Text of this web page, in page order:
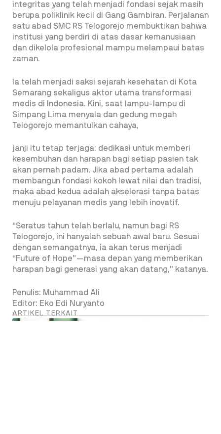
integritas yang telah menjadi fondasi sejak masih
berupa poliklinik kecil di Gang Gambiran. Perjalanan
satu abad SMC RS Telogorejo membuktikan bahwa
institusi yang berdiri di atas dasar kemanusiaan
dan dikelola profesional mampu melampaui batas
zaman.
Ia telah menjadi saksi sejarah kesehatan di Kota
Semarang sekaligus aktor utama transformasi
medis di Indonesia. Kini, saat lampu-lampu di
Simpang Lima menyala dan gedung megah
Telogorejo memantulkan cahaya,
janji itu tetap terjaga: dedikasi untuk memberi
kesembuhan dan harapan bagi setiap pasien tak
akan pernah padam. Jika abad pertama adalah
membangun fondasi kokoh lewat nilai dan tradisi,
maka abad kedua adalah akselerasi tanpa batas
menuju pelayanan medis yang lebih inovatif.
“Seratus tahun telah berlalu, namun bagi RS
Telogorejo, ini hanyalah sebuah awal baru. Sesuai
dengan semangatnya, ia akan terus menjadi
“Future of Hope”—masa depan yang memberikan
harapan bagi generasi yang akan datang,” katanya.
Penulis: Muhammad Ali
Editor: Eko Edi Nuryanto
ARTIKEL TERKAIT